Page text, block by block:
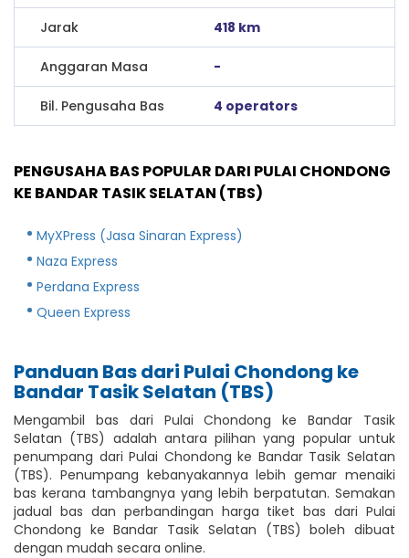
Jarak 418 km
Anggaran Masa -
Bil. Pengusaha Bas 4 operators
PENGUSAHA BAS POPULAR DARI PULAI CHONDONG
KE BANDAR TASIK SELATAN (TBS)
MyXPress (Jasa Sinaran Express)
Naza Express
Perdana Express
Queen Express
Panduan Bas dari Pulai Chondong ke
Bandar Tasik Selatan (TBS)
Mengambil bas dari Pulai Chondong ke Bandar Tasik
Selatan (TBS) adalah antara pilihan yang popular untuk
penumpang dari Pulai Chondong ke Bandar Tasik Selatan
(TBS). Penumpang kebanyakannya lebih gemar menaiki
bas kerana tambangnya yang lebih berpatutan. Semakan
jadual bas dan perbandingan harga tiket bas dari Pulai
Chondong ke Bandar Tasik Selatan (TBS) boleh dibuat
dengan mudah secara online.